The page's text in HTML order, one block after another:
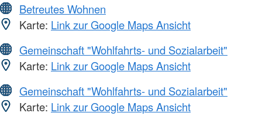
Betreutes Wohnen
Karte: Link zur Google Maps Ansicht
Gemeinschaft "Wohlfahrts- und Sozialarbeit"
Karte: Link zur Google Maps Ansicht
Gemeinschaft "Wohlfahrts- und Sozialarbeit"
Karte: Link zur Google Maps Ansicht